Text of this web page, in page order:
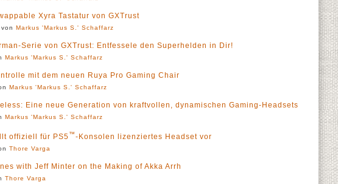
Xyra Tastatur von GXTrust
Markus 'Markus S.' Schaffarz
Serie von GXTrust: Entfessele den Superhelden in Dir!
Markus 'Markus S.' Schaffarz
mit dem neuen Ruya Pro Gaming Chair
Markus 'Markus S.' Schaffarz
Eine neue Generation von kraftvollen, dynamischen Gaming-Headsets
Markus 'Markus S.' Schaffarz
offiziell für PS5™-Konsolen lizenziertes Headset vor
Thore Varga
with Jeff Minter on the Making of Akka Arrh
Thore Varga